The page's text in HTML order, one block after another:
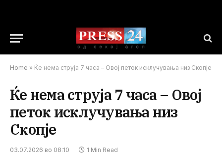
Home » Ќе нема струја 7 часа – Овој петок исклучувања низ Скопје
Ќе нема струја 7 часа – Овој
петок исклучувања низ
Скопје
03.07.2026 во 08:10 1 Min Read